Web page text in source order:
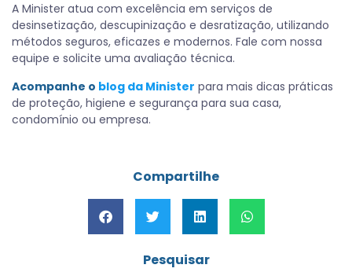
Pesquisar
A Minister atua com excelência em serviços de
desinsetização, descupinização e desratização, utilizando
métodos seguros, eficazes e modernos. Fale com nossa
equipe e solicite uma avaliação técnica.
Acompanhe o blog da Minister para mais dicas práticas
de proteção, higiene e segurança para sua casa,
condomínio ou empresa.
Compartilhe